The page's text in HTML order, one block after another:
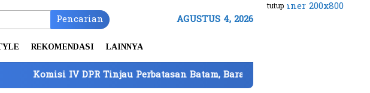
tutup
Pencarian AGUSTUS 4, 2026
REKOMENDASI LAINNYA
Tinjau Perbatasan Batam, Barantin Paparkan 7 Strategi Perkuat